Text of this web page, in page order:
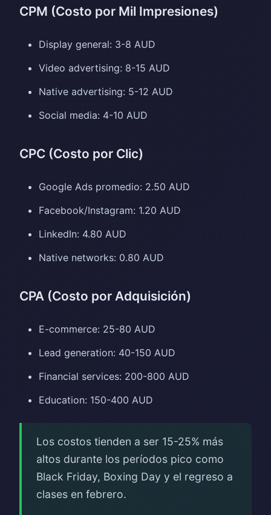
CPM (Costo por Mil Impresiones)
Display general: 3-8 AUD
Video advertising: 8-15 AUD
Native advertising: 5-12 AUD
Social media: 4-10 AUD
CPC (Costo por Clic)
Google Ads promedio: 2.50 AUD
Facebook/Instagram: 1.20 AUD
LinkedIn: 4.80 AUD
Native networks: 0.80 AUD
CPA (Costo por Adquisición)
E-commerce: 25-80 AUD
Lead generation: 40-150 AUD
Financial services: 200-800 AUD
Education: 150-400 AUD
Los costos tienden a ser 15-25% más
altos durante los períodos pico como
Black Friday, Boxing Day y el regreso a
clases en febrero.